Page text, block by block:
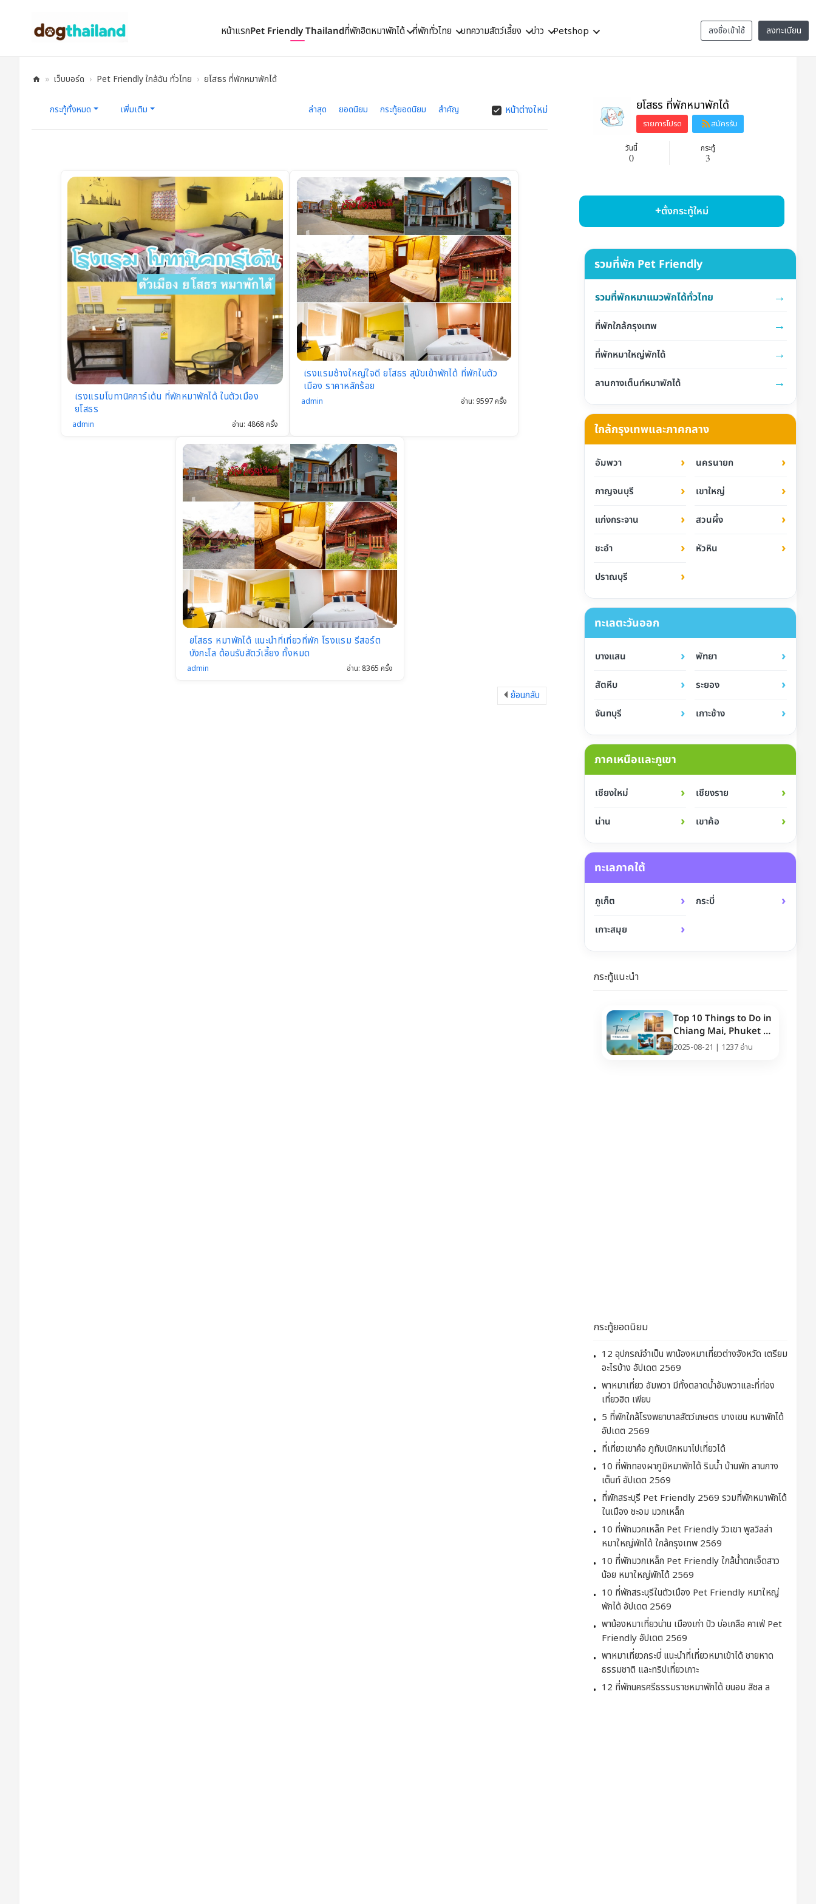
ลงชื่อเข้าใช้ ลงทะเบียน
หน้าแรกPet Friendly Thailandที่พักฮิตหมาพักได้ ที่พักทั่วไทย บทความสัตว์เลี้ยง ข่าว Petshop
» เว็บบอร์ด › Pet Friendly ใกล้ฉัน ทั่วไทย › ยโสธร ที่พักหมาพักได้
หน้าต่างใหม่
กระทู้ทั้งหมด เพิ่มเติม ล่าสุด ยอดนิยม กระทู้ยอดนิยม สำคัญ
โรงแรมโบทานิคการ์เด้น ที่พักหมาพักได้ ในตัวเมือง
ยโสธร
อ่าน: 4868 ครั้ง
admin
โรงแรมช้างใหญ่ใจดี ยโสธร สุนัขเข้าพักได้ ที่พักในตัว
เมือง ราคาหลักร้อย
อ่าน: 9597 ครั้ง
admin
ยโสธร หมาพักได้ แนะนำที่เที่ยวที่พัก โรงแรม รีสอร์ต
บังกะโล ต้อนรับสัตว์เลี้ยง ทั้งหมด
อ่าน: 8365 ครั้ง
admin
ย้อนกลับ
ยโสธร ที่พักหมาพักได้
รายการโปรด
สมัครรับ
ข้อมูล
วันนี้
0
กระทู้
3
ตั้งกระทู้ใหม่
รวมที่พัก Pet Friendly
รวมที่พักหมาแมวพักได้ทั่วไทย →
ที่พักใกล้กรุงเทพ →
ที่พักหมาใหญ่พักได้ →
ลานกางเต็นท์หมาพักได้ →
ใกล้กรุงเทพและภาคกลาง
อัมพวา › นครนายก ›
กาญจนบุรี › เขาใหญ่ ›
แก่งกระจาน › สวนผึ้ง ›
ชะอำ › หัวหิน ›
ปราณบุรี ›
ทะเลตะวันออก
บางแสน › พัทยา ›
สัตหีบ › ระยอง ›
จันทบุรี › เกาะช้าง ›
ภาคเหนือและภูเขา
เชียงใหม่ › เชียงราย ›
น่าน › เขาค้อ ›
ทะเลภาคใต้
ภูเก็ต › กระบี่ ›
เกาะสมุย ›
กระทู้แนะนำ
Top 10 Things to Do in
Chiang Mai, Phuket &
Pattaya (Thailand
2025-08-21 | 1237 อ่าน
กระทู้ยอดนิยม
12 อุปกรณ์จำเป็น พาน้องหมาเที่ยวต่างจังหวัด เตรียม
อะไรบ้าง อัปเดต 2569
พาหมาเที่ยว อัมพวา มีทั้งตลาดน้ำอัมพวาและที่ท่อง
เที่ยวฮิต เพียบ
5 ที่พักใกล้โรงพยาบาลสัตว์เกษตร บางเขน หมาพักได้
อัปเดต 2569
ที่เที่ยวเขาค้อ ภูทับเบิกหมาไปเที่ยวได้
10 ที่พักทองผาภูมิหมาพักได้ ริมน้ำ บ้านพัก ลานกาง
เต็นท์ อัปเดต 2569
ที่พักสระบุรี Pet Friendly 2569 รวมที่พักหมาพักได้
ในเมือง ชะอม มวกเหล็ก
10 ที่พักมวกเหล็ก Pet Friendly วิวเขา พูลวิลล่า
หมาใหญ่พักได้ ใกล้กรุงเทพ 2569
10 ที่พักมวกเหล็ก Pet Friendly ใกล้น้ำตกเจ็ดสาว
น้อย หมาใหญ่พักได้ 2569
10 ที่พักสระบุรีในตัวเมือง Pet Friendly หมาใหญ่
พักได้ อัปเดต 2569
พาน้องหมาเที่ยวน่าน เมืองเก่า ปัว บ่อเกลือ คาเฟ่ Pet
Friendly อัปเดต 2569
พาหมาเที่ยวกระบี่ แนะนำที่เที่ยวหมาเข้าได้ ชายหาด
ธรรมชาติ และทริปเที่ยวเกาะ
12 ที่พักนครศรีธรรมราชหมาพักได้ ขนอม สิชล ล